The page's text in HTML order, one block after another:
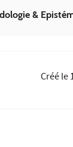
&
Créé le